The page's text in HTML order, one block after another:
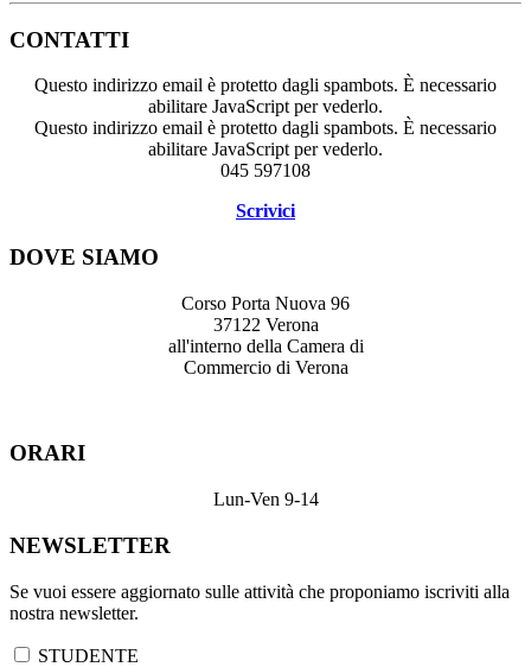
CONTATTI
Questo indirizzo email è protetto dagli spambots. È necessario
abilitare JavaScript per vederlo.
Questo indirizzo email è protetto dagli spambots. È necessario
abilitare JavaScript per vederlo.
045 597108
Scrivici
DOVE SIAMO
Corso Porta Nuova 96
37122 Verona
all'interno della Camera di
Commercio di Verona
ORARI
Lun-Ven 9-14
NEWSLETTER
Se vuoi essere aggiornato sulle attività che proponiamo iscriviti alla
nostra newsletter.
STUDENTE